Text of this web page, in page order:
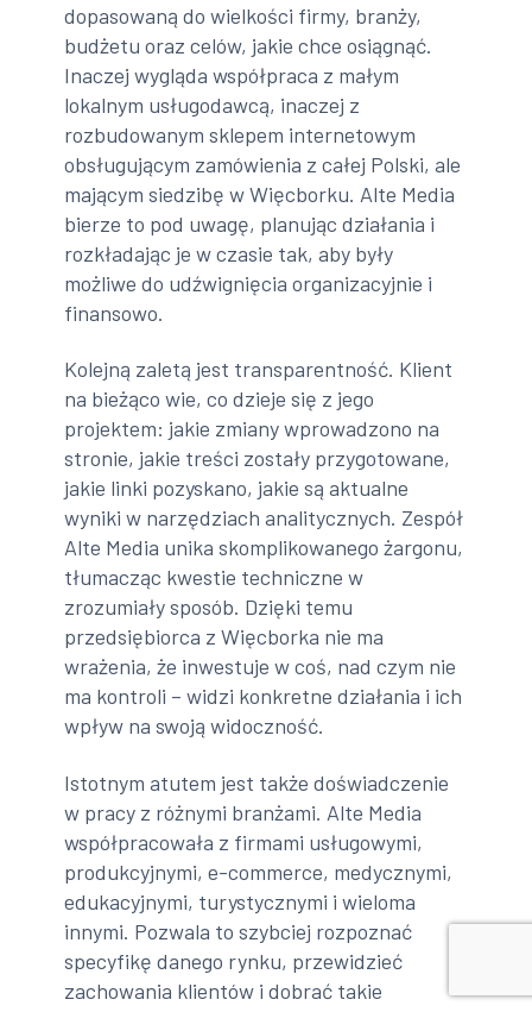
dopasowaną do wielkości firmy, branży,
budżetu oraz celów, jakie chce osiągnąć.
Inaczej wygląda współpraca z małym
lokalnym usługodawcą, inaczej z
rozbudowanym sklepem internetowym
obsługującym zamówienia z całej Polski, ale
mającym siedzibę w Więcborku. Alte Media
bierze to pod uwagę, planując działania i
rozkładając je w czasie tak, aby były
możliwe do udźwignięcia organizacyjnie i
finansowo.
Kolejną zaletą jest transparentność. Klient
na bieżąco wie, co dzieje się z jego
projektem: jakie zmiany wprowadzono na
stronie, jakie treści zostały przygotowane,
jakie linki pozyskano, jakie są aktualne
wyniki w narzędziach analitycznych. Zespół
Alte Media unika skomplikowanego żargonu,
tłumacząc kwestie techniczne w
zrozumiały sposób. Dzięki temu
przedsiębiorca z Więcborka nie ma
wrażenia, że inwestuje w coś, nad czym nie
ma kontroli – widzi konkretne działania i ich
wpływ na swoją widoczność.
Istotnym atutem jest także doświadczenie
w pracy z różnymi branżami. Alte Media
współpracowała z firmami usługowymi,
produkcyjnymi, e-commerce, medycznymi,
edukacyjnymi, turystycznymi i wieloma
innymi. Pozwala to szybciej rozpoznać
specyfikę danego rynku, przewidzieć
zachowania klientów i dobrać takie